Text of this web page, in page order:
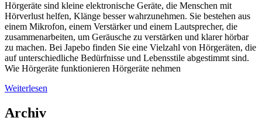
Hörgeräte sind kleine elektronische Geräte, die Menschen mit
Hörverlust helfen, Klänge besser wahrzunehmen. Sie bestehen aus
einem Mikrofon, einem Verstärker und einem Lautsprecher, die
zusammenarbeiten, um Geräusche zu verstärken und klarer hörbar
zu machen. Bei Japebo finden Sie eine Vielzahl von Hörgeräten, die
auf unterschiedliche Bedürfnisse und Lebensstile abgestimmt sind.
Wie Hörgeräte funktionieren Hörgeräte nehmen
Weiterlesen
Archiv